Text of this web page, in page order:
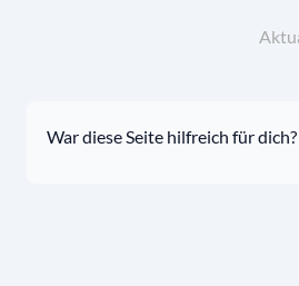
War diese Seite hilfreich für dich?